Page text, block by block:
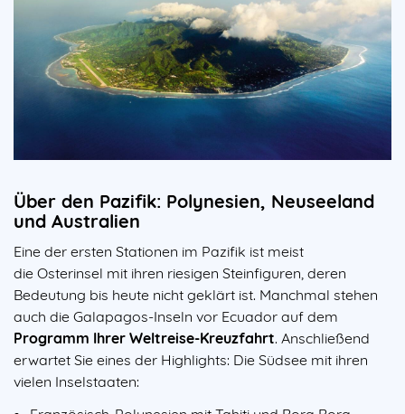
Über den Pazifik: Polynesien, Neuseeland
und Australien
Eine der ersten Stationen im Pazifik ist meist
die Osterinsel mit ihren riesigen Steinfiguren, deren
Bedeutung bis heute nicht geklärt ist. Manchmal stehen
auch die Galapagos-Inseln vor Ecuador auf dem
Programm Ihrer Weltreise-Kreuzfahrt. Anschließend
erwartet Sie eines der Highlights: Die Südsee mit ihren
vielen Inselstaaten: